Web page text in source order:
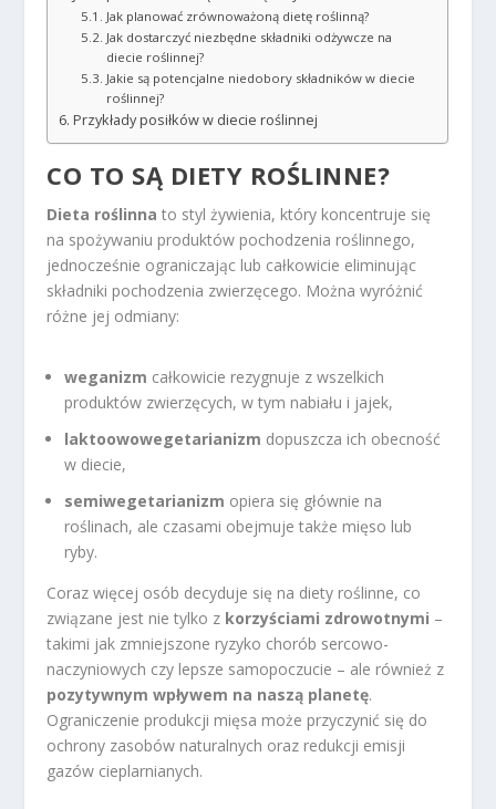
Jak planować zrównoważoną dietę roślinną?
Jak dostarczyć niezbędne składniki odżywcze na
diecie roślinnej?
Jakie są potencjalne niedobory składników w diecie
roślinnej?
Przykłady posiłków w diecie roślinnej
CO TO SĄ DIETY ROŚLINNE?
Dieta roślinna to styl żywienia, który koncentruje się
na spożywaniu produktów pochodzenia roślinnego,
jednocześnie ograniczając lub całkowicie eliminując
składniki pochodzenia zwierzęcego. Można wyróżnić
różne jej odmiany:
weganizm całkowicie rezygnuje z wszelkich
produktów zwierzęcych, w tym nabiału i jajek,
laktoowowegetarianizm dopuszcza ich obecność
w diecie,
semiwegetarianizm opiera się głównie na
roślinach, ale czasami obejmuje także mięso lub
ryby.
Coraz więcej osób decyduje się na diety roślinne, co
związane jest nie tylko z korzyściami zdrowotnymi –
takimi jak zmniejszone ryzyko chorób sercowo-
naczyniowych czy lepsze samopoczucie – ale również z
pozytywnym wpływem na naszą planetę.
Ograniczenie produkcji mięsa może przyczynić się do
ochrony zasobów naturalnych oraz redukcji emisji
gazów cieplarnianych.